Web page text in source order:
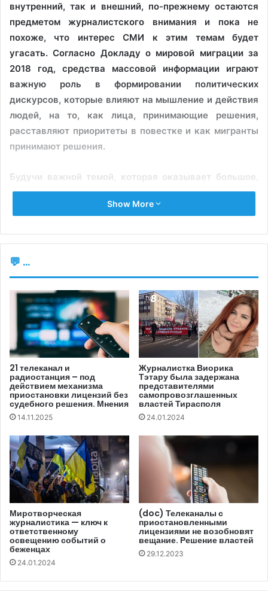
внутренний, так и внешний, по-прежнему остаются
предметом журналистского внимания и пока не
похоже, что интерес СМИ к этим темам будет
угасать. Согласно Докладу о мировой миграции за
2018 год, средства массовой информации играют
важную роль в формировании политических
дискурсов, которые влияют на мышление и действия
людей, на то, как лица, принимающие решения,
расставляют приоритеты в повестке и как мигранты
принимают решения.
Будучи важной темой, которая оказывает большое,
сложное и разнообразное влияние, кризис беженцев
требует от журналистов не только
релевантных источников предложения относительно
Так,Римская Хартиядает ряд рекомендаций о том, как
средства массовой информации должны освещать
проблемы лиц, ищущих убежища, беженцев, жертв
торговли людьми и мигрантов. В документе основное
внимание уделяется тому, как журналистам следует
понимать и подбирать правильную терминологию,
которая бы соответствовала национальному и
Хартия требует от журналистов:
● избегать распространения неточной, упрощенной
или искаженной информации о лицах, ищущих
убежища, беженцах, жертвах торговли людьми и
мигрантах;
● обеспечивать им анонимность, поясняя, что лица,
которых можно идентифицировать, а также их
родственники, могут подвергнуться репрессиям со
Show More
💬 ...
21 телеканал и
радиостанция – под
действием механизма
приостановки лицензий без
судебного решения. Мнения
14.11.2025
Журналистка Виорика
Тэтару была задержана
представителями
самопровозглашенных
властей Тирасполя
24.01.2024
Миротворческая
журналистика — ключ к
ответственному
освещению событий о
беженцах
24.01.2024
(doc) Телеканалы с
приостановленными
лицензиями не возобновят
вещание. Решение властей
29.12.2023